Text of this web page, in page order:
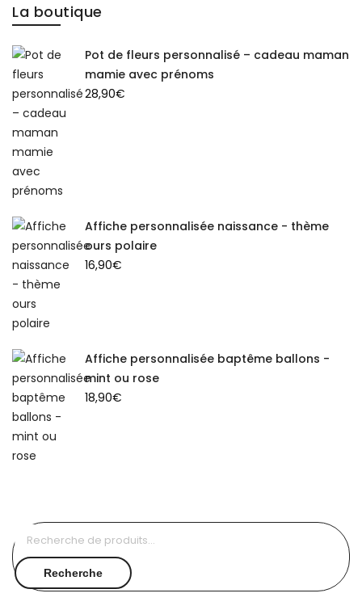
La boutique
Pot de fleurs personnalisé – cadeau maman
mamie avec prénoms
28,90€
Affiche personnalisée naissance - thème
ours polaire
16,90€
Affiche personnalisée baptême ballons -
mint ou rose
18,90€
Recherche